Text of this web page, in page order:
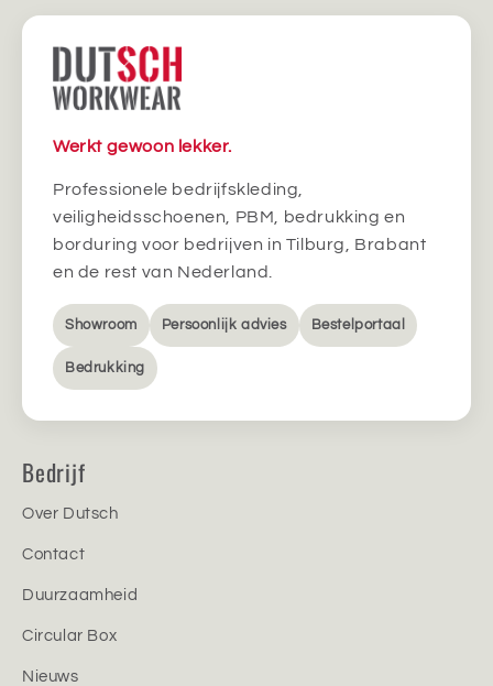
Werkt gewoon lekker.
Professionele bedrijfskleding,
veiligheidsschoenen, PBM, bedrukking en
borduring voor bedrijven in Tilburg, Brabant
en de rest van Nederland.
Showroom Persoonlijk advies Bestelportaal
Bedrukking
Bedrijf
Over Dutsch
Contact
Duurzaamheid
Circular Box
Nieuws